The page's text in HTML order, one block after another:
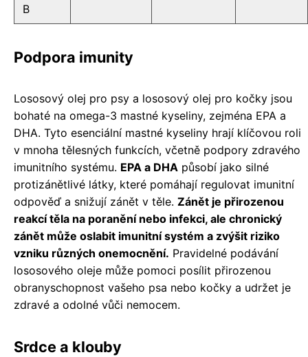
B
Podpora imunity
Lososový olej pro psy a lososový olej pro kočky jsou
bohaté na omega-3 mastné kyseliny, zejména EPA a
DHA. Tyto esenciální mastné kyseliny hrají klíčovou roli
v mnoha tělesných funkcích, včetně podpory zdravého
imunitního systému. EPA a DHA působí jako silné
protizánětlivé látky, které pomáhají regulovat imunitní
odpověď a snižují zánět v těle. Zánět je přirozenou
reakcí těla na poranění nebo infekci, ale chronický
zánět může oslabit imunitní systém a zvýšit riziko
vzniku různých onemocnění. Pravidelné podávání
lososového oleje může pomoci posílit přirozenou
obranyschopnost vašeho psa nebo kočky a udržet je
zdravé a odolné vůči nemocem.
Srdce a klouby